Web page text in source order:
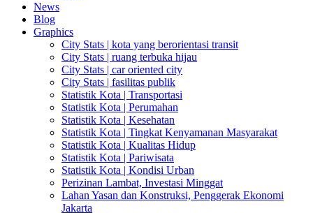
News
Blog
Graphics
City Stats | kota yang berorientasi transit
City Stats | ruang terbuka hijau
City Stats | car oriented city
City Stats | fasilitas publik
Statistik Kota | Transportasi
Statistik Kota | Perumahan
Statistik Kota | Kesehatan
Statistik Kota | Tingkat Kenyamanan Masyarakat
Statistik Kota | Kualitas Hidup
Statistik Kota | Pariwisata
Statistik Kota | Kondisi Urban
Perizinan Lambat, Investasi Minggat
Lahan Yasan dan Konstruksi, Penggerak Ekonomi
Jakarta